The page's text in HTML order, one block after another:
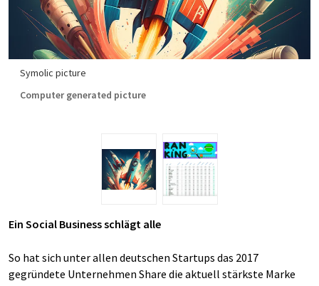
Symolic picture
Computer generated picture
Ein Social Business schlägt alle
So hat sich unter allen deutschen Startups das 2017
gegründete Unternehmen Share die aktuell stärkste Marke